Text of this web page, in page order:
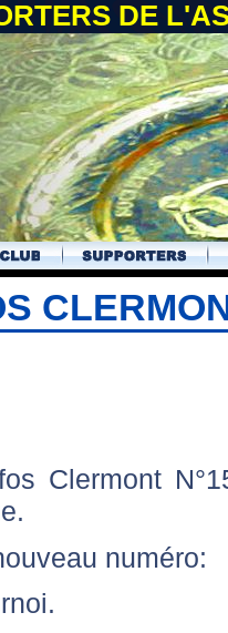
DE
Clermont
numéro: